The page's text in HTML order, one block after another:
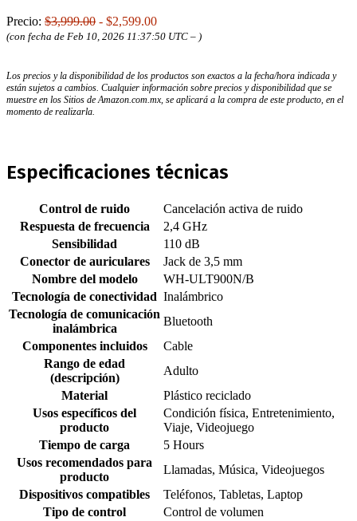
Precio: $3,999.00 - $2,599.00
(con fecha de Feb 10, 2026 11:37:50 UTC – )
Los precios y la disponibilidad de los productos son exactos a la fecha/hora indicada y
están sujetos a cambios. Cualquier información sobre precios y disponibilidad que se
muestre en los Sitios de Amazon.com.mx, se aplicará a la compra de este producto, en el
momento de realizarla.
Especificaciones técnicas
Control de ruido
‎Cancelación activa de ruido
Respuesta de frecuencia
‎2,4 GHz
Sensibilidad
‎110 dB
Conector de auriculares
‎Jack de 3,5 mm
Nombre del modelo
‎WH-ULT900N/B
Tecnología de conectividad ‎Inalámbrico
Tecnología de comunicación
inalámbrica
‎Bluetooth
Componentes incluidos
‎Cable
Rango de edad
(descripción)
‎Adulto
Material
‎Plástico reciclado
Usos específicos del
producto
‎Condición física, Entretenimiento,
Viaje, Videojuego
Tiempo de carga
‎5 Hours
Usos recomendados para
producto
‎Llamadas, Música, Videojuegos
Dispositivos compatibles
‎Teléfonos, Tabletas, Laptop
Tipo de control
‎Control de volumen